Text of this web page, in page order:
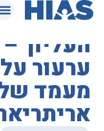
המאגר המשפטי
בית
העליון
ערעור
מעמד